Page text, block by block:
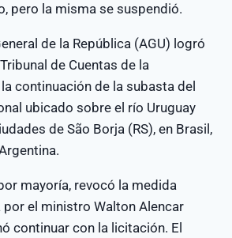
pero la misma se suspendió.
de la República (AGU) logró
de Cuentas de la
continuación de la subasta del
ubicado sobre el río Uruguay
de São Borja (RS), en Brasil,
mayoría, revocó la medida
el ministro Walton Alencar
continuar con la licitación. El